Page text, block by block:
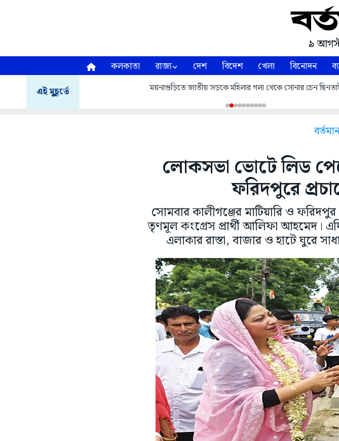
৯
কলকাতা রাজ্য দেশ বিদেশ খেলা বিনোদন
এই মুহূর্তে ময়নাগুড়িতে জাতীয় সড়কে মহিলার গলা থেকে সোনার চেন
লোকসভা ভোটে লিড
ফরিদপুরে
সোমবার কালীগঞ্জের মাটিয়ারি ও
তৃণমূল কংগ্রেস প্রার্থী আলিফা আহমেদ।
এলাকার রাস্তা, বাজার ও হাটে ঘুরে